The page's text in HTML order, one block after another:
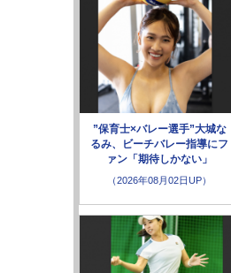
”保育士×バレー選手”大城な
るみ、ビーチバレー指導にフ
ァン「期待しかない」
（2026年08月02日UP）